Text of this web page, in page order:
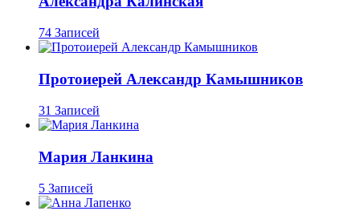
74 Записей
Протоиерей Александр Камышников
31 Записей
Мария Ланкина
5 Записей